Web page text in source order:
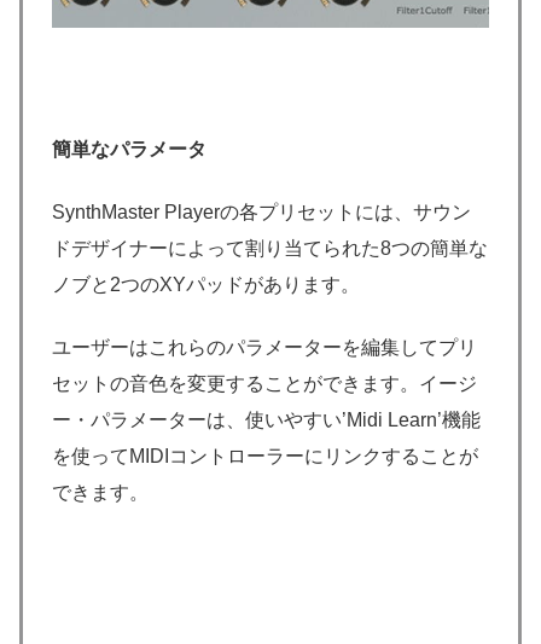
簡単なパラメータ
SynthMaster Playerの各プリセットには、サウン
ドデザイナーによって割り当てられた8つの簡単な
ノブと2つのXYパッドがあります。
ユーザーはこれらのパラメーターを編集してプリ
セットの音色を変更することができます。イージ
ー・パラメーターは、使いやすい’Midi Learn’機能
を使ってMIDIコントローラーにリンクすることが
できます。